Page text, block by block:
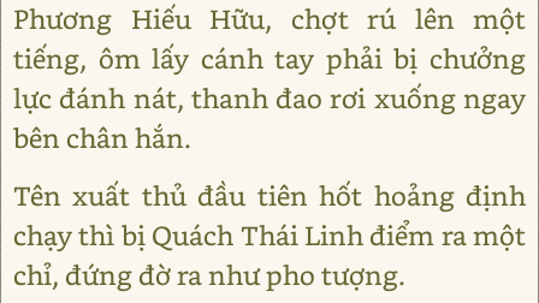
Phương Hiếu Hữu, chợt rú lên một
tiếng, ôm lấy cánh tay phải bị chưởng
lực đánh nát, thanh đao rơi xuống ngay
bên chân hắn.
Tên xuất thủ đầu tiên hốt hoảng định
chạy thì bị Quách Thái Linh điểm ra một
chỉ, đứng đờ ra như pho tượng.